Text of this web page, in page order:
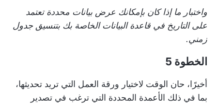
واختبار ما إذا كان بإمكانك عرض بيانات محددة تعتمد
على التاريخ في قاعدة البيانات الخاصة بك بتنسيق جدول
زمني.
الخطوة 5
أخيرًا، حان الوقت لاختيار ورقة العمل التي تريد تحديثها،
بما في ذلك الأعمدة المحددة التي ترغب في تصدير